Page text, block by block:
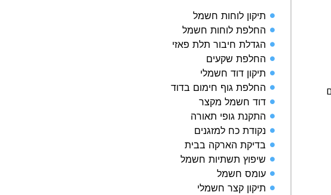
תיקון לוחות חשמל
החלפת לוחות חשמל
הגדלת חיבור תלת פאזי
החלפת שקעים
תיקון דוד חשמלי
החלפת גוף חימום בדוד
דוד חשמל מקצר
התקנת גופי תאורה
נקודת כח למזגנים
בדיקת הארקה בבית​
שיפוץ תשתיות חשמל​
עומס חשמל​
תיקון קצר חשמלי​